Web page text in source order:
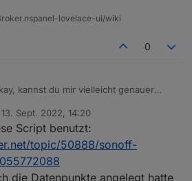
lovelace-ui/wiki
0
kannst du mir vielleicht genauer
Script nach den Einstellungen noch
13. Sept. 2022, 14:20
von
Script benutzt:
topic/50888/sonoff-
die Datenpunkte angelegt hatte